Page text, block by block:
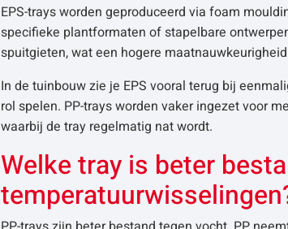
EPS-trays worden geproduceerd via foam
specifieke plantformaten of stapelbare
spuitgieten, wat een hogere
In de tuinbouw zie je EPS vooral terug bij
rol spelen. PP-trays worden vaker ingezet voor
waarbij de tray regelmatig nat wordt.
Welke tray is beter